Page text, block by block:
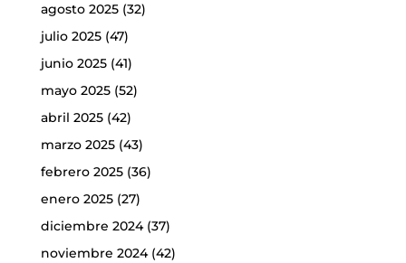
agosto 2025(32)
julio 2025(47)
junio 2025(41)
mayo 2025(52)
abril 2025(42)
marzo 2025(43)
febrero 2025(36)
enero 2025(27)
diciembre 2024(37)
noviembre 2024(42)